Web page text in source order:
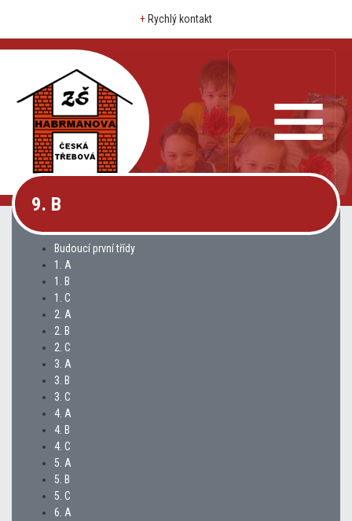
+ Rychlý kontakt
9. B
Budoucí první třídy
1. A
1. B
1. C
2. A
2. B
2. C
3. A
3. B
3. C
4. A
4. B
4. C
5. A
5. B
5. C
6. A